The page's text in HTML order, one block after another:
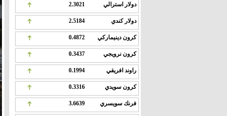
دولار استرالي 2.3021
دولار كندي 2.5184
كرون دينيماركي 0.4872
كرون نرويجي 0.3437
راوند افريقي 0.1994
كرون سويدي 0.3316
فرنك سويسري 3.6639